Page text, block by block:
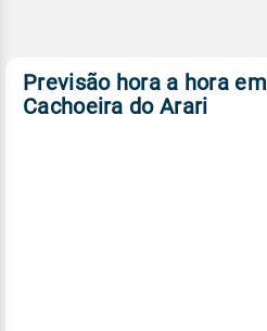
Previsão hora a hora em
Cachoeira do Arari